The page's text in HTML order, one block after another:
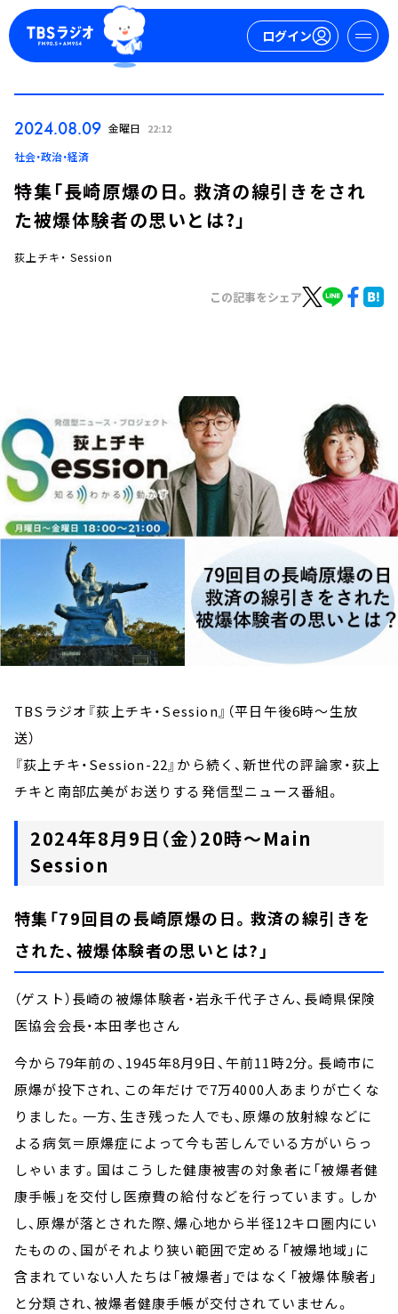
ログイン
イベント・グッズ
YouTube
会社情報
2024.08.09 金曜日 22:12
社会・政治・経済
特集「長崎原爆の日。救済の線引きをされ
た被爆体験者の思いとは?」
荻上チキ・ Session
この記事をシェア
TBSラジオ『荻上チキ・Session』（平日午後6時～生放
送）
『荻上チキ・Session-22』から続く、新世代の評論家・荻上
チキと南部広美がお送りする発信型ニュース番組。
2024年8月9日（金）20時～Main
Session
特集「79回目の長崎原爆の日。救済の線引きを
された、被爆体験者の思いとは?」
（ゲスト）長崎の被爆体験者・岩永千代子さん、長崎県保険
医協会会長・本田孝也さん
今から79年前の、1945年8月9日、午前11時2分。長崎市に
原爆が投下され、この年だけで7万4000人あまりが亡くな
りました。一方、生き残った人でも、原爆の放射線などに
よる病気＝原爆症によって今も苦しんでいる方がいらっ
しゃいます。国はこうした健康被害の対象者に「被爆者健
康手帳」を交付し医療費の給付などを行っています。しか
し、原爆が落とされた際、爆心地から半径12キロ圏内にい
たものの、国がそれより狭い範囲で定める「被爆地域」に
含まれていない人たちは「被爆者」ではなく「被爆体験者」
と分類され、被爆者健康手帳が交付されていません。